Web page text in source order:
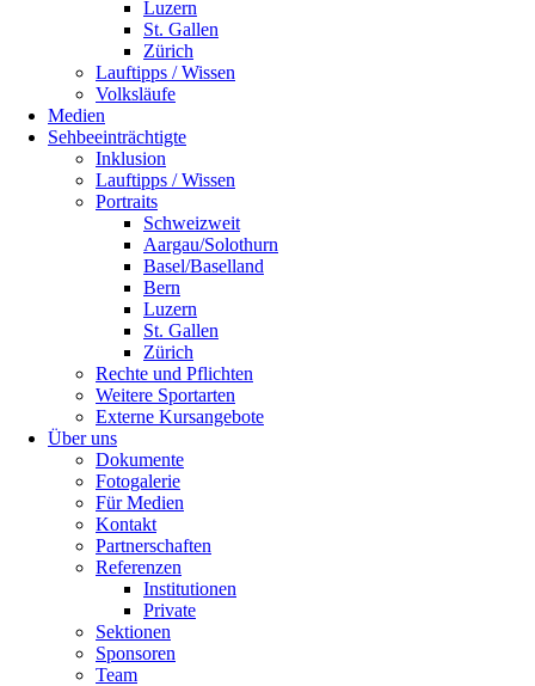
Luzern
St. Gallen
Zürich
Lauftipps / Wissen
Volksläufe
Medien
Sehbeeinträchtigte
Inklusion
Lauftipps / Wissen
Portraits
Schweizweit
Aargau/Solothurn
Basel/Baselland
Bern
Luzern
St. Gallen
Zürich
Rechte und Pflichten
Weitere Sportarten
Externe Kursangebote
Über uns
Dokumente
Fotogalerie
Für Medien
Kontakt
Partnerschaften
Referenzen
Institutionen
Private
Sektionen
Sponsoren
Team